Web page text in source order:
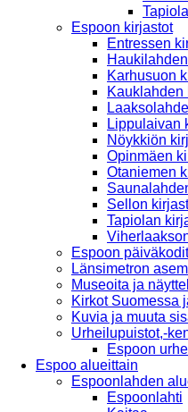
Espoon kirjastot
Entressen
Karhusuon
Kauklahden
Lippulaivan
Nöykkiön
Opinmäen
Otaniemen
Sellon
Tapiolan
Espoon päiväkodit
Länsimetron
Museoita ja
Kirkot Suomessa
Kuvia ja muuta
Urheilupuistot,-
Espoon
Espoo alueittain
Espoonlahden
Espoonlahti